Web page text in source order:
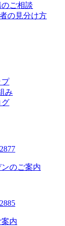
ご相談
の見分け方
プ
み
グ
のご案内
内